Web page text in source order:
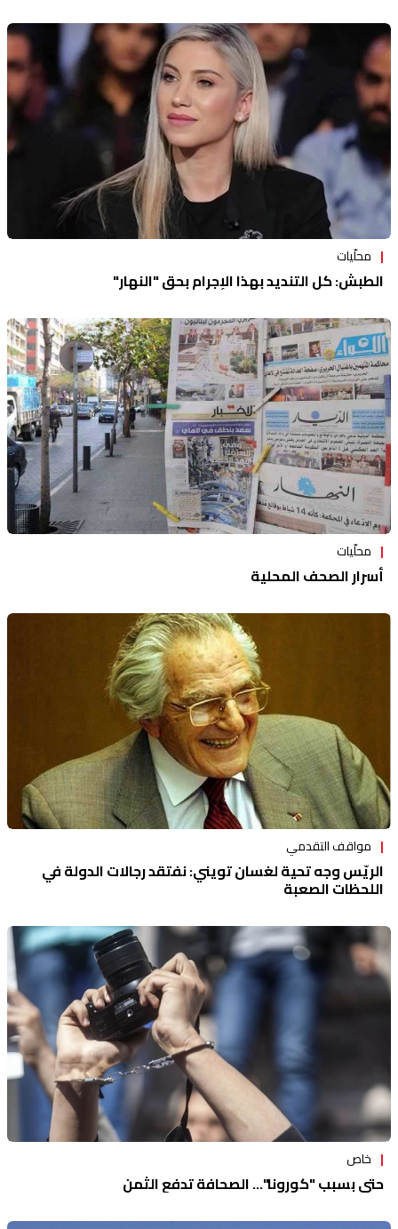
محلّيات
الطبش: ‏كل التنديد بهذا الإجرام بحق "النهار"
محلّيات
أسرار الصحف المحلية
مواقف التقدمي
الريّس وجه تحية لغسان تويني: نفتقد رجالات الدولة في
اللحظات الصعبة
خاص
حتى بسبب "كورونا"... الصحافة تدفع الثمن